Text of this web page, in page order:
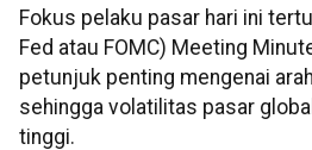
Fokus pelaku pasar hari ini
Fed atau FOMC) Meeting
petunjuk penting mengenai
sehingga volatilitas pasar
tinggi.